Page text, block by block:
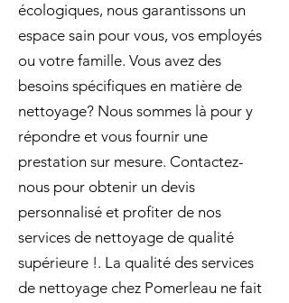
écologiques, nous garantissons un
espace sain pour vous, vos employés
ou votre famille. Vous avez des
besoins spécifiques en matière de
nettoyage? Nous sommes là pour y
répondre et vous fournir une
prestation sur mesure. Contactez-
nous pour obtenir un devis
personnalisé et profiter de nos
services de nettoyage de qualité
supérieure !. La qualité des services
de nettoyage chez Pomerleau ne fait